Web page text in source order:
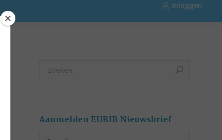
Inloggen
Search:
Aanmelden EURIB Nieuwsbrief